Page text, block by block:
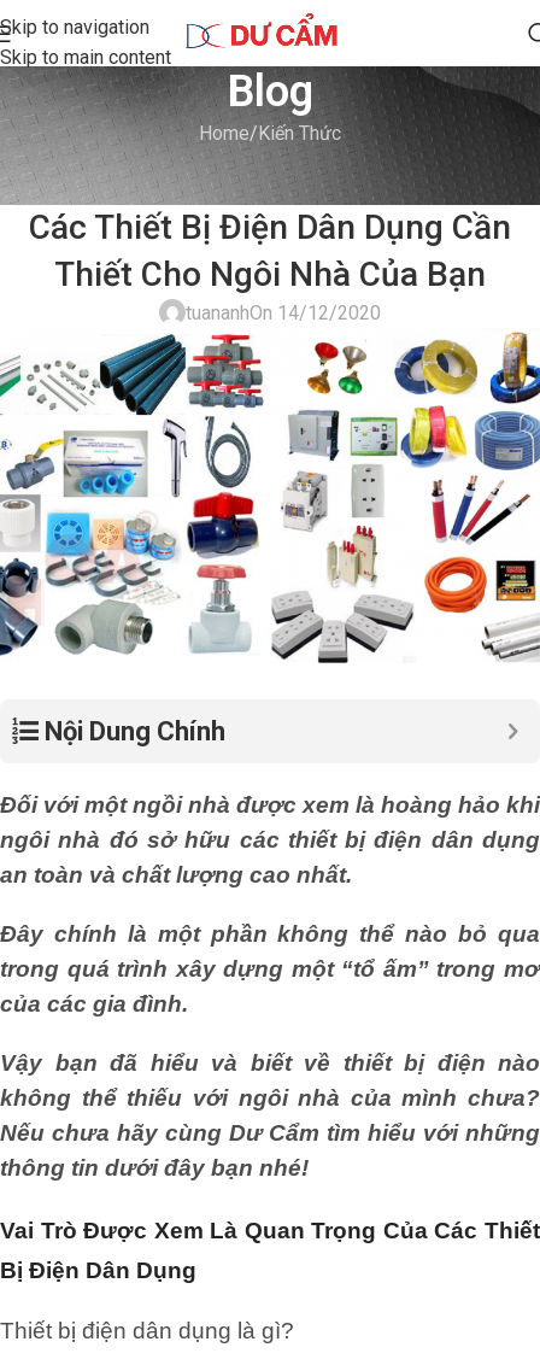
Skip to navigation
Skip to main content
Blog
Home Kiến Thức
KIẾN THỨC
Các Thiết Bị Điện Dân Dụng Cần
Thiết Cho Ngôi Nhà Của Bạn
tuananhOn 14/12/2020
Nội Dung Chính
Đối với một ngồi nhà được xem là hoàng hảo khi
ngôi nhà đó sở hữu các thiết bị điện dân dụng
an toàn và chất lượng cao nhất.
Đây chính là một phần không thể nào bỏ qua
trong quá trình xây dựng một “tổ ấm” trong mơ
của các gia đình.
Vậy bạn đã hiểu và biết về thiết bị điện nào
không thể thiếu với ngôi nhà của mình chưa?
Nếu chưa hãy cùng Dư Cẩm tìm hiểu với những
thông tin dưới đây bạn nhé!
Vai Trò Được Xem Là Quan Trọng Của Các Thiết
Bị Điện Dân Dụng
Thiết bị điện dân dụng là gì?